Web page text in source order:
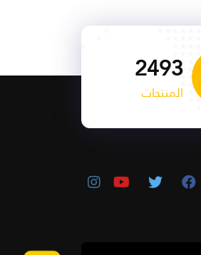
2534
المنتجات